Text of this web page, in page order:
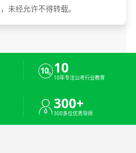
未经允许不得转载。
10
10年专注公考行业教育
300+
300多位优秀导师